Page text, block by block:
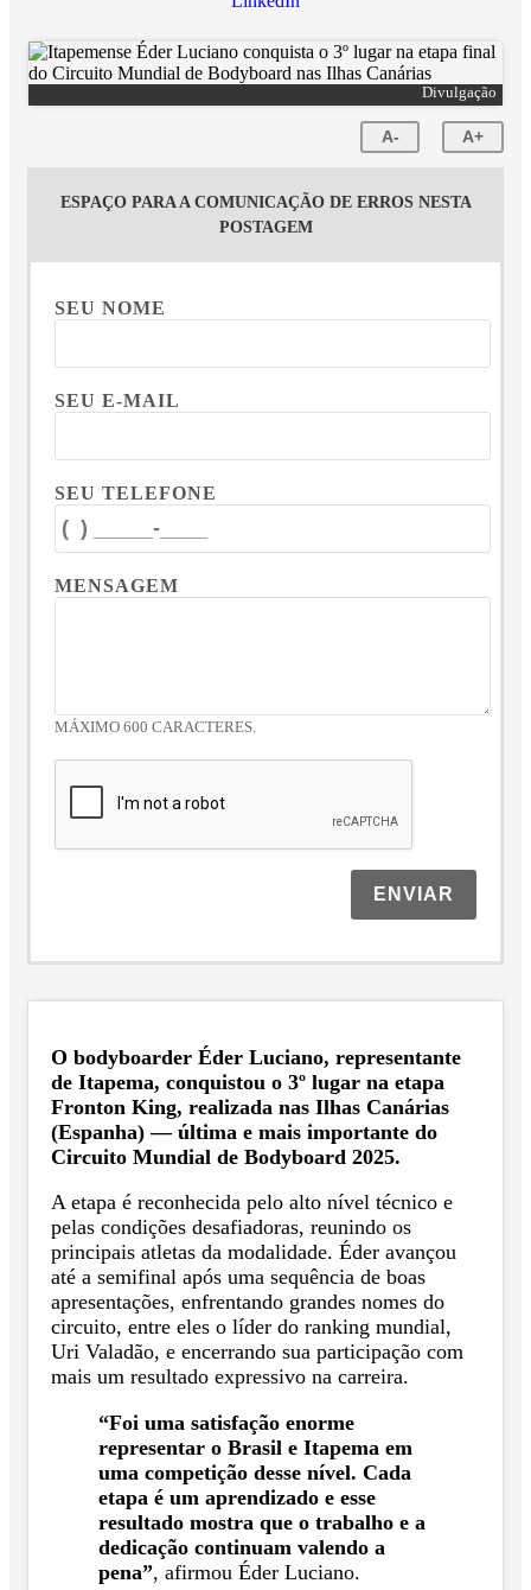
Divulgação
A- A+
ESPAÇO PARA A COMUNICAÇÃO DE ERROS NESTA
POSTAGEM
SEU NOME
SEU E-MAIL
SEU TELEFONE
MENSAGEM
MÁXIMO 600 CARACTERES.
ENVIAR
O bodyboarder Éder Luciano, representante
de Itapema, conquistou o 3º lugar na etapa
Fronton King, realizada nas Ilhas Canárias
(Espanha) — última e mais importante do
Circuito Mundial de Bodyboard 2025.
A etapa é reconhecida pelo alto nível técnico e
pelas condições desafiadoras, reunindo os
principais atletas da modalidade. Éder avançou
até a semifinal após uma sequência de boas
apresentações, enfrentando grandes nomes do
circuito, entre eles o líder do ranking mundial,
Uri Valadão, e encerrando sua participação com
mais um resultado expressivo na carreira.
“Foi uma satisfação enorme
representar o Brasil e Itapema em
uma competição desse nível. Cada
etapa é um aprendizado e esse
resultado mostra que o trabalho e a
dedicação continuam valendo a
pena”, afirmou Éder Luciano.